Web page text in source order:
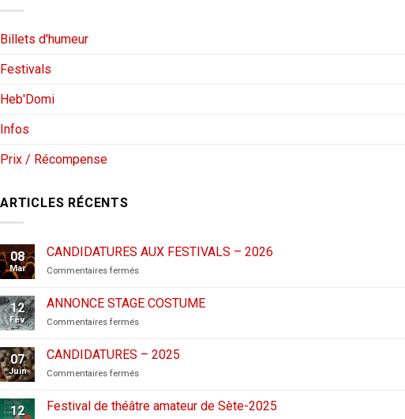
Billets d'humeur
Festivals
Heb'Domi
Infos
Prix / Récompense
ARTICLES RÉCENTS
08
Mar
CANDIDATURES AUX FESTIVALS – 2026
Commentaires ferméssur
AUX
FESTIVALS
–
12
Fév
ANNONCE STAGE COSTUME
Commentaires ferméssur
STAGE
COSTUME
07
Juin
CANDIDATURES – 2025
Commentaires ferméssur
2025
12 Festival de théâtre amateur de Sète-2025